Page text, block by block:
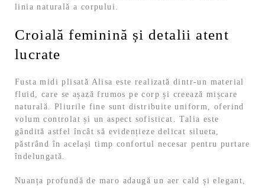
linia naturală a corpului.
Croială feminină și detalii atent
lucrate
Fusta midi plisată Alisa este realizată dintr-un material
fluid, care se așază frumos pe corp și creează mișcare
naturală. Pliurile fine sunt distribuite uniform, oferind
volum controlat și un aspect sofisticat. Talia este
gândită astfel încât să evidențieze delicat silueta,
păstrând în același timp confortul necesar pentru purtare
îndelungată.
Nuanța profundă de maro adaugă un aer cald și elegant,